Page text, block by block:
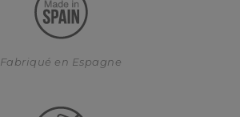
Fabriqué en Espagne